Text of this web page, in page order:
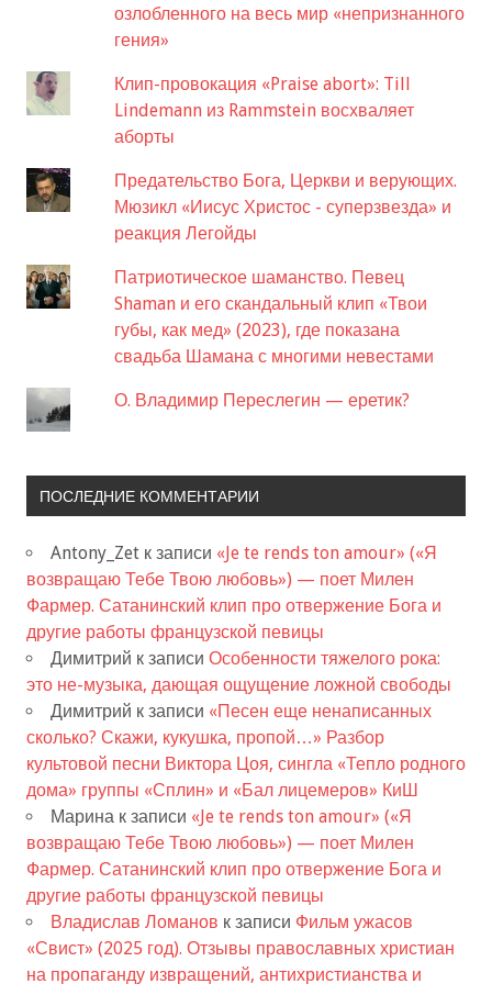
озлобленного на весь мир «непризнанного
гения»
Клип-провокация «Praise abort»: Till
Lindemann из Rammstein восхваляет
аборты
Предательство Бога, Церкви и верующих.
Мюзикл «Иисус Христос - суперзвезда» и
реакция Легойды
Патриотическое шаманство. Певец
Shaman и его скандальный клип «Твои
губы, как мед» (2023), где показана
свадьба Шамана с многими невестами
О. Владимир Переслегин — еретик?
ПОСЛЕДНИЕ КОММЕНТАРИИ
Antony_Zet к записи «Je te rends ton amour» («Я
возвращаю Тебе Твою любовь») — поет Милен
Фармер. Сатанинский клип про отвержение Бога и
другие работы французской певицы
Димитрий к записи Особенности тяжелого рока:
это не-музыка, дающая ощущение ложной свободы
Димитрий к записи «Песен еще ненаписанных
сколько? Скажи, кукушка, пропой…» Разбор
культовой песни Виктора Цоя, сингла «Тепло родного
дома» группы «Сплин» и «Бал лицемеров» КиШ
Марина к записи «Je te rends ton amour» («Я
возвращаю Тебе Твою любовь») — поет Милен
Фармер. Сатанинский клип про отвержение Бога и
другие работы французской певицы
Владислав Ломанов к записи Фильм ужасов
«Свист» (2025 год). Отзывы православных христиан
на пропаганду извращений, антихристианства и